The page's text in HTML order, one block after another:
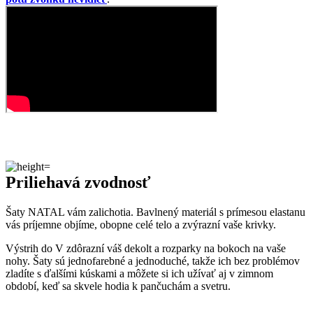
Priliehavá zvodnosť
Šaty NATAL vám zalichotia. Bavlnený materiál s prímesou elastanu
vás príjemne objíme, obopne celé telo a zvýrazní vaše krivky.
Výstrih do V zdôrazní váš dekolt a rozparky na bokoch na vaše
nohy. Šaty sú jednofarebné a jednoduché, takže ich bez problémov
zladíte s ďalšími kúskami a môžete si ich užívať aj v zimnom
období, keď sa skvele hodia k pančuchám a svetru.